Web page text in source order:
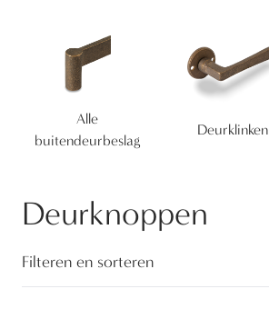
Deurknoppen
Alle
buitendeurbeslag
Deurklinken
Filteren en sorteren